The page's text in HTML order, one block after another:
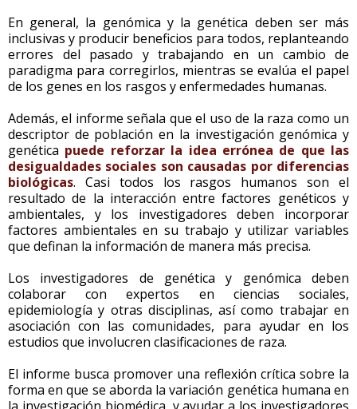
En general, la genómica y la genética deben ser más
inclusivas y producir beneficios para todos, replanteando
errores del pasado y trabajando en un cambio de
paradigma para corregirlos, mientras se evalúa el papel
de los genes en los rasgos y enfermedades humanas.
Además, el informe señala que el uso de la raza como un
descriptor de población en la investigación genómica y
genética puede reforzar la idea errónea de que las
desigualdades sociales son causadas por diferencias
biológicas. Casi todos los rasgos humanos son el
resultado de la interacción entre factores genéticos y
ambientales, y los investigadores deben incorporar
factores ambientales en su trabajo y utilizar variables
que definan la información de manera más precisa.
Los investigadores de genética y genómica deben
colaborar con expertos en ciencias sociales,
epidemiología y otras disciplinas, así como trabajar en
asociación con las comunidades, para ayudar en los
estudios que involucren clasificaciones de raza.
El informe busca promover una reflexión crítica sobre la
forma en que se aborda la variación genética humana en